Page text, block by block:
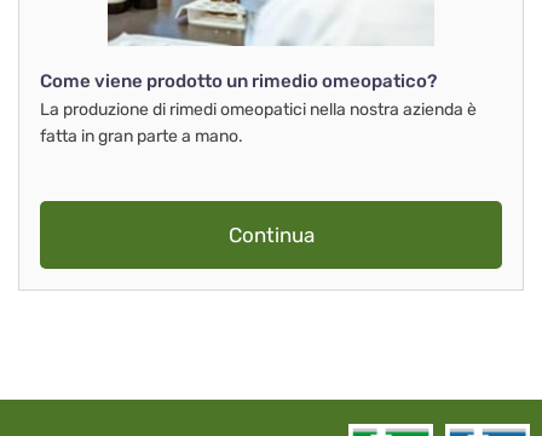
Come viene prodotto un rimedio omeopatico?
La produzione di rimedi omeopatici nella nostra azienda è
fatta in gran parte a mano.
Continua